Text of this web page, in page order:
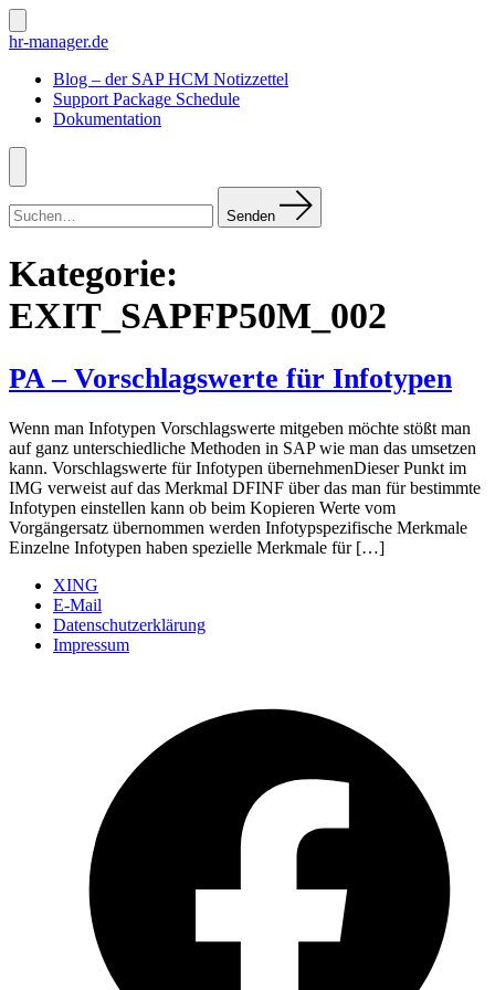
Zum
Inhalt
Suche
ein-/ausblenden
hr-manager.de
Blog – der SAP HCM Notizzettel
Support Package Schedule
Dokumentation
Menü
nach:
Senden
Kategorie:
EXIT_SAPFP50M_002
PA – Vorschlagswerte für Infotypen
Wenn man Infotypen Vorschlagswerte mitgeben möchte stößt man
auf ganz unterschiedliche Methoden in SAP wie man das umsetzen
kann. Vorschlagswerte für Infotypen übernehmenDieser Punkt im
IMG verweist auf das Merkmal DFINF über das man für bestimmte
Infotypen einstellen kann ob beim Kopieren Werte vom
Vorgängersatz übernommen werden Infotypspezifische Merkmale
Einzelne Infotypen haben spezielle Merkmale für […]
XING
E-Mail
Datenschutzerklärung
Impressum